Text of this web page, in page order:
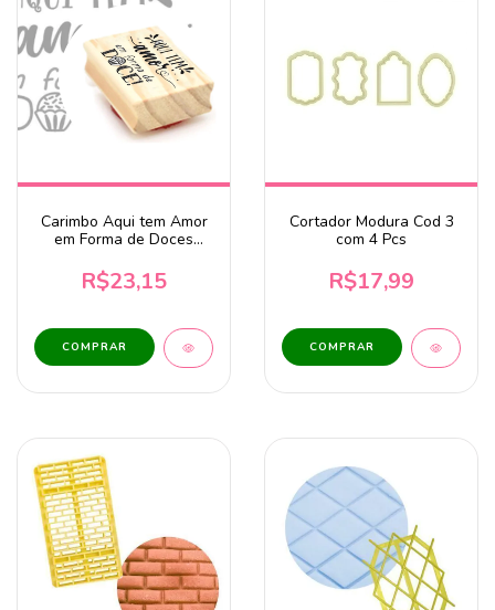
Carimbo Aqui tem Amor
em Forma de Doces
R$23,15
Cortador Modura Cod 3
com 4 Pcs
R$17,99